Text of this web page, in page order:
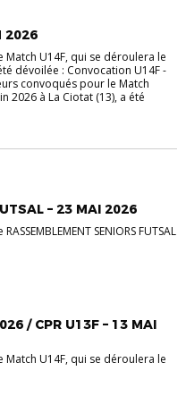
2026
U14F, qui se déroulera le
dévoilée : Convocation U14F -
convoqués pour le Match
2026 à La Ciotat (13), a été
– 23 MAI 2026
SENIORS FUTSAL
/ CPR U13F – 13 MAI
U14F, qui se déroulera le